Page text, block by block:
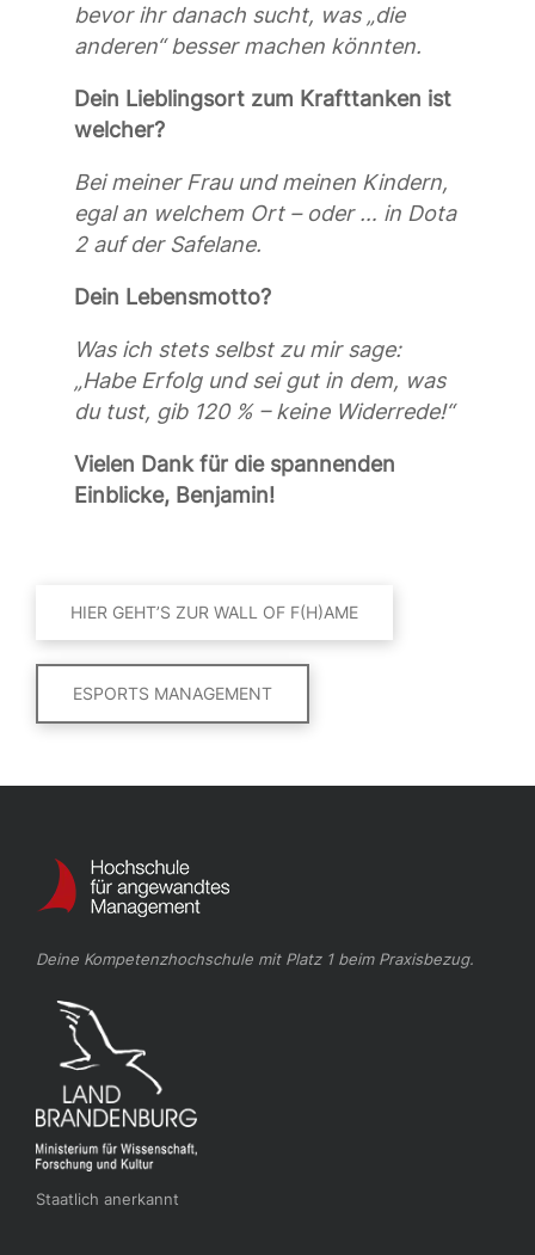
bevor ihr danach sucht, was „die
anderen“ besser machen könnten.
Dein Lieblingsort zum Krafttanken ist
welcher?
Bei meiner Frau und meinen Kindern,
egal an welchem Ort – oder … in Dota
2 auf der Safelane.
Dein Lebensmotto?
Was ich stets selbst zu mir sage:
„Habe Erfolg und sei gut in dem, was
du tust, gib 120 % – keine Widerrede!“
Vielen Dank für die spannenden
Einblicke, Benjamin!
HIER GEHT’S ZUR WALL OF F(H)AME
ESPORTS MANAGEMENT
Deine Kompetenzhochschule mit Platz 1 beim Praxisbezug.
Staatlich anerkannt